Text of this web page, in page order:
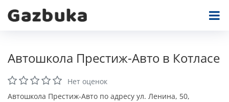
Автошкола Престиж-Авто в Котласе
Нет оценок
Автошкола Престиж-Авто по адресу ул. Ленина, 50,